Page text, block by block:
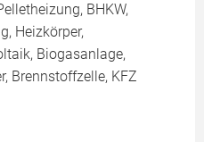
BHKW,
Heizkörper,
Biogasanlage,
Brennstoffzelle, KFZ